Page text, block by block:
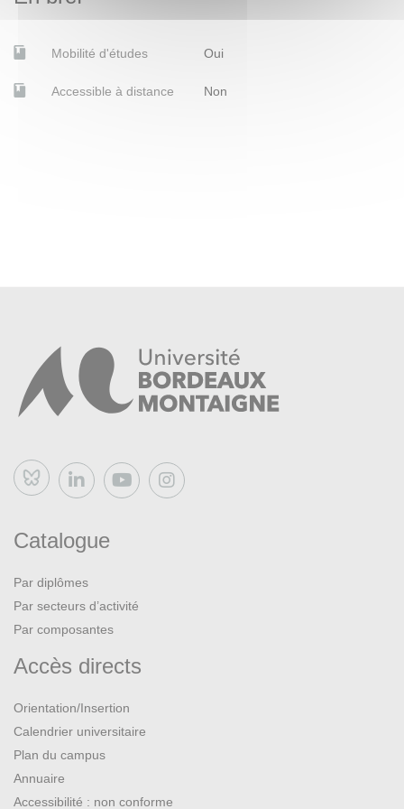
Mobilité d'études Oui
Accessible à distance Non
Bluesky
Catalogue
Par diplômes
Par secteurs d’activité
Par composantes
Accès directs
Orientation/Insertion
Calendrier universitaire
Plan du campus
Annuaire
Accessibilité : non conforme